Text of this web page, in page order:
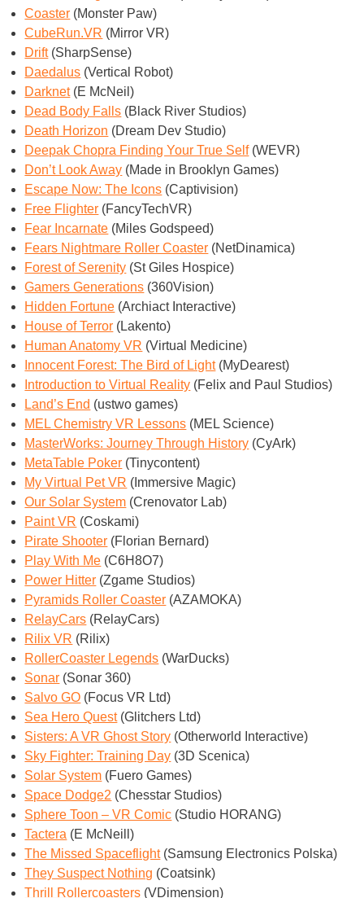
Coaster (Monster Paw)
CubeRun.VR (Mirror VR)
Drift(SharpSense)
Daedalus (Vertical Robot)
Darknet(E McNeil)
Dead Body Falls (Black River Studios)
Death Horizon (Dream Dev Studio)
Deepak Chopra Finding Your True Self(WEVR)
Don’t Look Away (Made in Brooklyn Games)
Escape Now: The Icons (Captivision)
Free Flighter (FancyTechVR)
Fear Incarnate (Miles Godspeed)
Fears Nightmare Roller Coaster (NetDinamica)
Forest of Serenity (St Giles Hospice)
Gamers Generations (360Vision)
Hidden Fortune (Archiact Interactive)
House of Terror (Lakento)
Human Anatomy VR (Virtual Medicine)
Innocent Forest: The Bird of Light(MyDearest)
Introduction to Virtual Reality (Felix and Paul Studios)
Land’s End (ustwo games)
MEL Chemistry VR Lessons (MEL Science)
MasterWorks: Journey Through History (CyArk)
MetaTable Poker (Tinycontent)
My Virtual Pet VR (Immersive Magic)
Our Solar System (Crenovator Lab)
Paint VR (Coskami)
Pirate Shooter (Florian Bernard)
Play With Me (C6H8O7)
Power Hitter (Zgame Studios)
Pyramids Roller Coaster (AZAMOKA)
RelayCars (RelayCars)
Rilix VR (Rilix)
RollerCoaster Legends (WarDucks)
Sonar (Sonar 360)
Salvo GO (Focus VR Ltd)
Sea Hero Quest(Glitchers Ltd)
Sisters: A VR Ghost Story (Otherworld Interactive)
Sky Fighter: Training Day (3D Scenica)
Solar System (Fuero Games)
Space Dodge2 (Chesstar Studios)
Sphere Toon – VR Comic (Studio HORANG)
Tactera (E McNeill)
The Missed Spaceflight(Samsung Electronics Polska)
They Suspect Nothing (Coatsink)
Thrill Rollercoasters (VDimension)